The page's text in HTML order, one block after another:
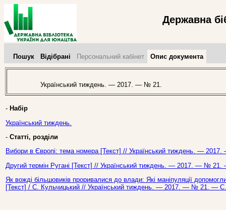
Державна
Пошук Відібрані Персональний кабінет Опис документа
Український тиждень. — 2017. — № 21.
- Набір
Український тиждень.
- Статті, розділи
Вибори в Європі: тема номера [Текст] // Український тиждень. —
Другий термін Ругані [Текст] // Український тиждень. — 2017. — №
Як вожді більшовиків проривалися до влади: Які маніпуляції
[Текст] / С. Кульчицький // Український тиждень. — 2017. — № 21. —